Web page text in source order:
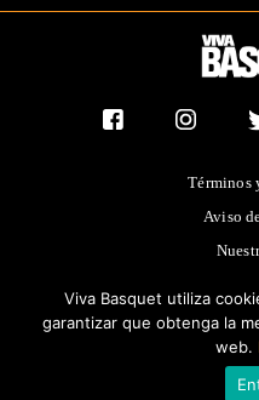
Términos
Aviso
®TODOS LOS DERECHOS
Viva Basquet utiliza
garantizar que obtenga la
web.